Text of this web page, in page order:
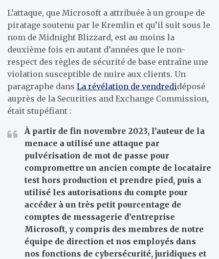
L’attaque, que Microsoft a attribuée à un groupe de
piratage soutenu par le Kremlin et qu’il suit sous le
nom de Midnight Blizzard, est au moins la
deuxième fois en autant d’années que le non-
respect des règles de sécurité de base entraîne une
violation susceptible de nuire aux clients. Un
paragraphe dans La révélation de vendredidéposé
auprès de la Securities and Exchange Commission,
était stupéfiant :
À partir de fin novembre 2023, l’auteur de la
menace a utilisé une attaque par
pulvérisation de mot de passe pour
compromettre un ancien compte de locataire
test hors production et prendre pied, puis a
utilisé les autorisations du compte pour
accéder à un très petit pourcentage de
comptes de messagerie d’entreprise
Microsoft, y compris des membres de notre
équipe de direction et nos employés dans
nos fonctions de cybersécurité, juridiques et